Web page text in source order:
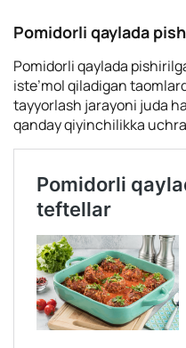
Pomidorli qaylada
Pomidorli qaylada
iste’mol qiladigan
tayyorlash jarayoni juda
qanday qiyinchilikka